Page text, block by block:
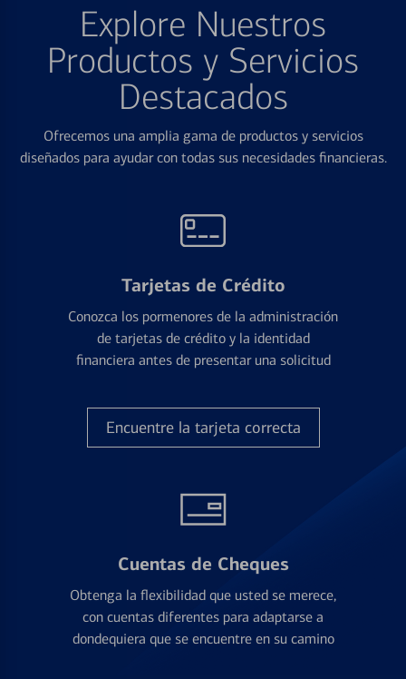
Explore Nuestros
Productos y Servicios
Destacados
Ofrecemos una amplia gama de productos y servicios
diseñados para ayudar con todas sus necesidades financieras.
Tarjetas de Crédito
Conozca los pormenores de la administración
de tarjetas de crédito y la identidad
financiera antes de presentar una solicitud
Encuentre la tarjeta correcta
Cuentas de Cheques
Obtenga la flexibilidad que usted se merece,
con cuentas diferentes para adaptarse a
dondequiera que se encuentre en su camino